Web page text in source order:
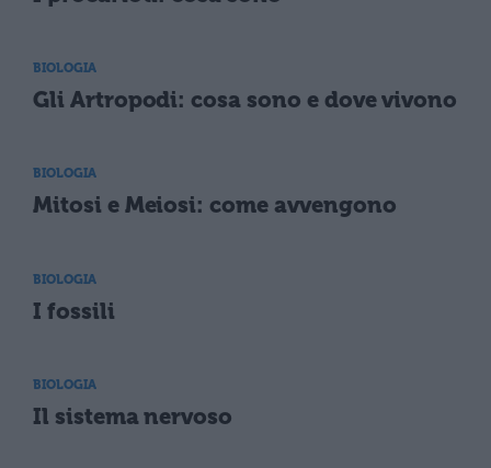
BIOLOGIA
Gli Artropodi: cosa sono e dove vivono
BIOLOGIA
Mitosi e Meiosi: come avvengono
BIOLOGIA
I fossili
BIOLOGIA
Il sistema nervoso